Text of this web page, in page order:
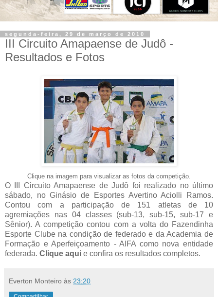
segunda-feira, 29 de março de 2010
III Circuito Amapaense de Judô -
Resultados e Fotos
Clique na imagem para visualizar as fotos da competição.
O III Circuito Amapaense de Judô foi realizado no último
sábado, no Ginásio de Esportes Avertino Aciolli Ramos.
Contou com a participação de 151 atletas de 10
agremiações nas 04 classes (sub-13, sub-15, sub-17 e
Sênior). A competição contou com a volta do Fazendinha
Esporte Clube na condição de federado e da Academia de
Formação e Aperfeiçoamento - AIFA como nova entidade
federada. Clique aqui e confira os resultados completos.
Everton Monteiro às 23:20